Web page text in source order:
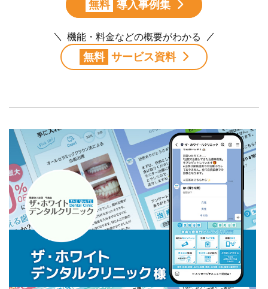
無料 導入事例集
機能・料金などの概要がわかる
無料 サービス資料